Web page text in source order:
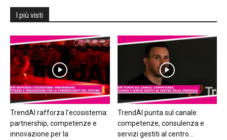
I più visti
TrendAI rafforza l’ecosistema:
partnership, competenze e
innovazione per la
TrendAI punta sul canale:
competenze, consulenza e
servizi gestiti al centro...